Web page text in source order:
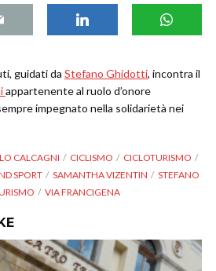
guidati da Stefano Ghidotti, incontra il
appartenente al ruolo d’onore
impegnato nella solidarietà nei
CALCAGNI CICLISMO
CICLOTURISMO
SPORT SAMANTHA VIZENTIN
STEFANO
VIA FRANCIGENA